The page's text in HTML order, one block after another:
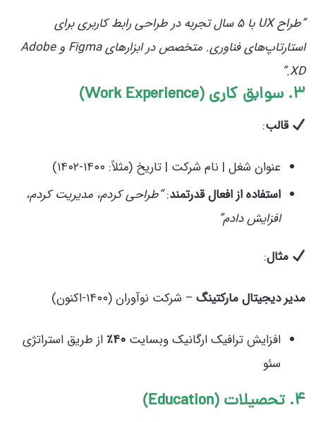
“طراح UX با ۵ سال تجربه در طراحی رابط کاربری برای
استارتاپ‌های فناوری. متخصص در ابزارهای Figma و Adobe
XD.”
۳. سوابق کاری (Work Experience)
قالب:
عنوان شغل | نام شرکت | تاریخ (مثلاً: ۱۴۰۰-۱۴۰۲)
استفاده از افعال قدرتمند:“طراحی کردم، مدیریت کردم،
افزایش دادم”
مثال:
مدیر دیجیتال مارکتینگ – شرکت نوآوران (۱۴۰۰-اکنون)
افزایش ترافیک ارگانیک وبسایت ۴۰٪ از طریق استراتژی
سئو
۴. تحصیلات (Education)